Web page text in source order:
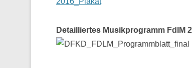
Detailliertes Musikprogramm FdlM